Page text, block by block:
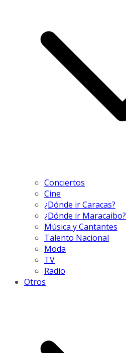
Conciertos
Cine
¿Dónde ir Caracas?
¿Dónde ir Maracaibo?
Música y Cantantes
Talento Nacional
Moda
TV
Radio
Otros